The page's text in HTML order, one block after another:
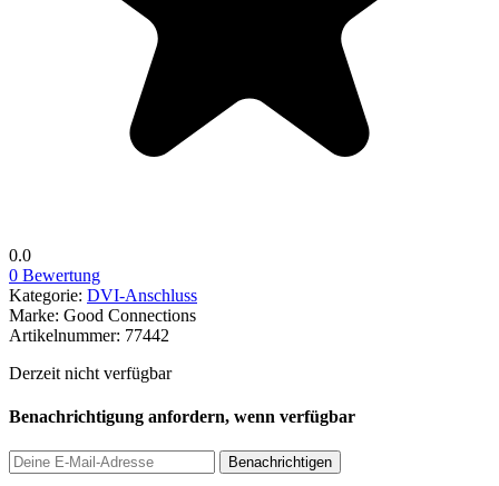
0.0
0 Bewertung
Kategorie: DVI-Anschluss
Marke: Good Connections
Artikelnummer: 77442
Derzeit nicht verfügbar
Benachrichtigung anfordern, wenn verfügbar
Benachrichtigen